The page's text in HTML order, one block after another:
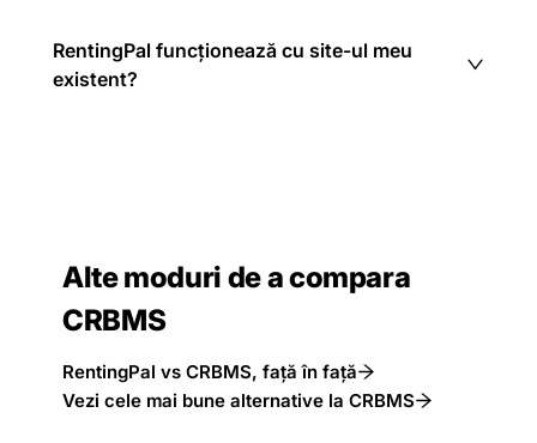
RentingPal funcționează cu site-ul meu
existent?
Alte moduri de a compara
CRBMS
RentingPal vs CRBMS, față în față
Vezi cele mai bune alternative la CRBMS